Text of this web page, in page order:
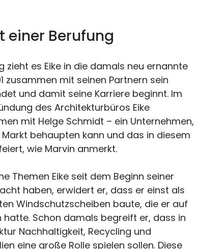
einer Berufung
zieht es Eike in die damals neu ernannte
zusammen mit seinen Partnern sein
und damit seine Karriere beginnt. Im
des Architekturbüros Eike
mit Helge Schmidt – ein Unternehmen,
behaupten kann und das in diesem
wie Marvin anmerkt.
Themen Eike seit dem Beginn seiner
haben, erwidert er, dass er einst als
Windschutzscheiben baute, die er auf
Schon damals begreift er, dass in
Nachhaltigkeit, Recycling und
eine große Rolle spielen sollen. Diese